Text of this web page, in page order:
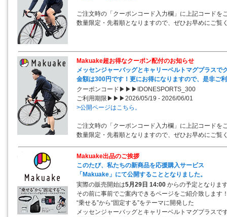
ご注文時の「クーポンコード入力欄」に上記コードを
数量限定・先着順となりますので、ぜひお早めにご覧
Makuake超お得なクーポン配付のお知らせ
メッセンジャーバッグとキャリーベルトマグプラスで
金額は300円です！更にお得になりますので、是非ご
クーポンコード▶▶▶IDONESPORTS_300
ご利用期限▶▶▶2026/05/19 - 2026/06/01
>公開ページはこちら。
ご注文時の「クーポンコード入力欄」に上記コードを
数量限定・先着順となりますので、ぜひお早めにご覧
Makuake出品のご挨拶
このたび、私たちの新商品を応援購入サービス
「Makuake」にて公開することとなりました。
実際の販売開始は5月29日 14:00 からの予定となりま
その前に事前でご案内できるページをご紹介致します
“乗せる”から“固定する”をテーマに開発した
メッセンジャーバッグとキャリーベルトマグプラスで